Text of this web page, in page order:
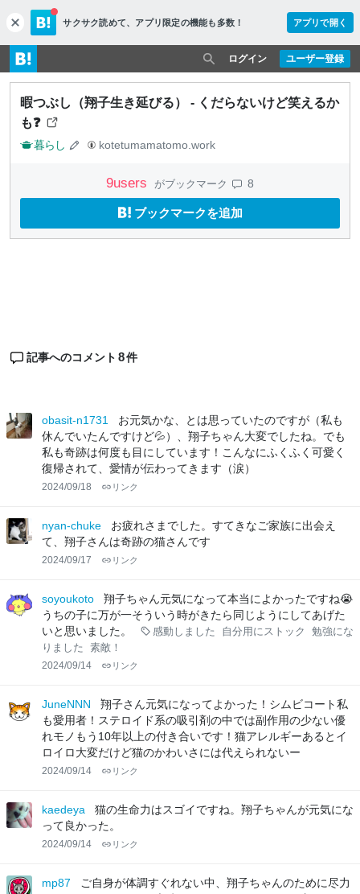
c
l
o
s
e
サクサク読めて、 アプリ限定の機能も多数！ アプリで開く
ユーザー登録
ログイン
暇つぶし（翔子生き延びる） - くだらないけど笑えるか
も❓
暮らし kotetumamatomo.work
9users がブックマーク 8
ブックマークを追加
記事へのコメント 8件
obasit-n1731
お元気かな、とは思っていたのですが（私も
休んでいたんですけど💦）、翔子ちゃん大変でしたね。でも
私も奇跡は何度も目にしています！こんなにふくふく可愛く
復帰されて、愛情が伝わってきます（涙）
2024/09/18 リンク
nyan-chuke
お疲れさまでした。すてきなご家族に出会え
て、翔子さんは奇跡の猫さんです
2024/09/17 リンク
soyoukoto
翔子ちゃん元気になって本当によかったですね😭
うちの子に万が一そういう時がきたら同じようにしてあげた
いと思いました。
感動しました 自分用にストック
勉強にな
りました
素敵！
2024/09/14 リンク
JuneNNN
翔子さん元気になってよかった！シムビコート私
も愛用者！ステロイド系の吸引剤の中では副作用の少ない優
れモノもう10年以上の付き合いです！猫アレルギーあるとイ
ロイロ大変だけど猫のかわいさには代えられないー
2024/09/14 リンク
kaedeya
猫の生命力はスゴイですね。翔子ちゃんが元気にな
って良かった。
2024/09/14 リンク
mp87
ご自身が体調すぐれない中、翔子ちゃんのために尽力